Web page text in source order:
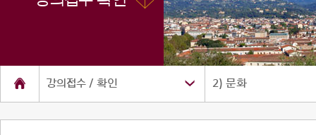
강의접수 / 확인 2) 문화